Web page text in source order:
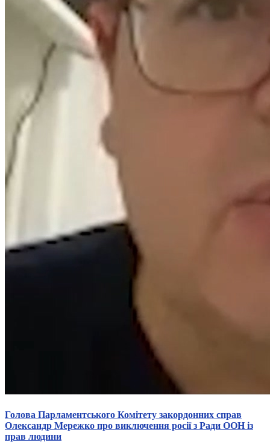
Голова Парламентського Комітету закордонних справ
Олександр Мережко про виключення росії з Ради ООН із
прав людини